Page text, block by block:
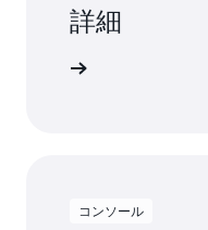
詳細
コンソール